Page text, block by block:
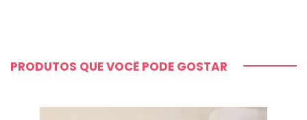
PRODUTOS QUE VOCÊ PODE GOSTAR